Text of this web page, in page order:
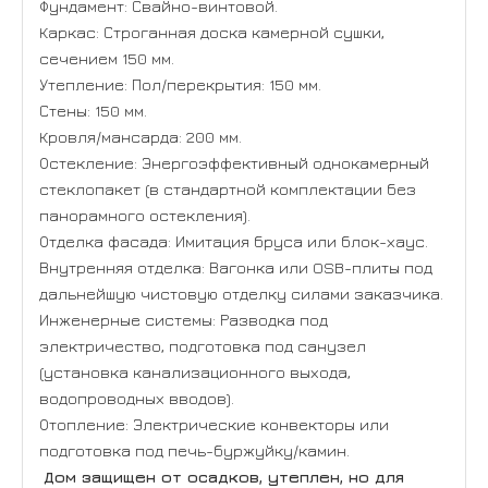
Фундамент: Свайно-винтовой.
Каркас: Строганная доска камерной сушки,
сечением 150 мм.
Утепление: Пол/перекрытия: 150 мм.
Стены: 150 мм.
Кровля/мансарда: 200 мм.
Остекление: Энергоэффективный однокамерный
стеклопакет (в стандартной комплектации без
панорамного остекления).
Отделка фасада: Имитация бруса или блок-хаус.
Внутренняя отделка: Вагонка или OSB-плиты под
дальнейшую чистовую отделку силами заказчика.
Инженерные системы: Разводка под
электричество, подготовка под санузел
(установка канализационного выхода,
водопроводных вводов).
Отопление: Электрические конвекторы или
подготовка под печь-буржуйку/камин.
Дом защищен от осадков, утеплен, но для
с ребенком.
Фундамент: Утепленная шведская плита (УШП) или
свайно-ростверковый с утеплением.
Каркас: Усиленный каркас из доски камерной
сушки, сечением 200 мм.
Утепление (по принципу «теплого контура»):
Пол/перекрытия: 200 мм.
Стены: 200 мм.
Остекление: Двухкамерные энергоэффективные
стеклопакеты с аргоном. Возможно панорамное
остекление.
Отделка фасада: Вентилируемый фасад с
фиброцементными панелями, планкеном или
сайдингом под штукатурку.
Внутренняя отделка: «Под ключ»: гипсокартон с
покраской/шпаклевкой, поклейка обоев, укладка
ламината/линолеума.
Отопление: Система водяного или электрического
теплого пола.
комфортом.
Фундамент: УШП с интегрированной системой
отопления и готовыми коммуникациями.
Каркас и утепление: Усиленный каркас. Возможно
использование альтернативных утеплителей
(эковата, PIR-плиты).
Остекление: Большеформатные панорамные окна с
двухкамерными стеклопакетами, возможно
остекление в пол.
Отделка фасада: Высококачественный планкен,
композитные панели, штукатурка по системе
утепления.
Внутренняя отделка: Дизайнерский ремонт по
вашему проекту: натуральная доска на пол,
декоративная штукатурка, каменная кладка,
индивидуальная мебель.
Умный дом: Система управления климатом,
освещением, безопасностью.
Отопление: Современная система на основе